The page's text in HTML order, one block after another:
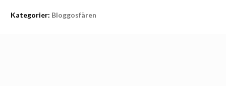
Kategorier: Bloggosfären